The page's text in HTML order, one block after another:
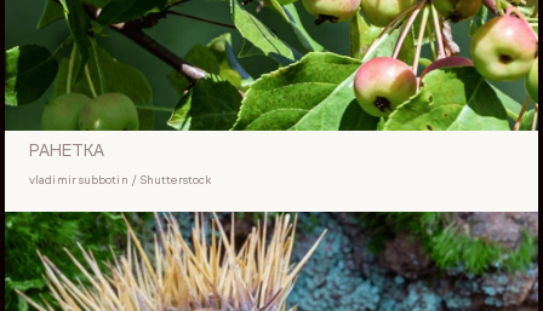
РАНЕТКА
vladimir subbotin / Shutterstock